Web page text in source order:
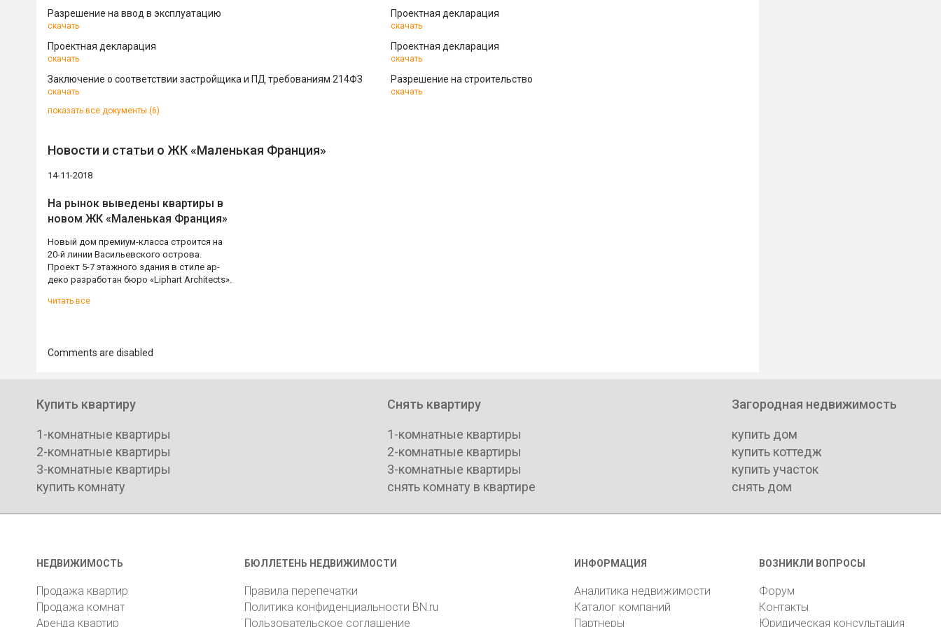
Разрешение на ввод в эксплуатацию
скачать
Проектная декларация
скачать
Проектная декларация
скачать
Проектная декларация
скачать
Заключение о соответствии застройщика и ПД требованиям 214ФЗ
скачать
Разрешение на строительство
скачать
показать все документы (6)
Новости и статьи о ЖК «Маленькая Франция»
14-11-2018
На рынок выведены квартиры в
новом ЖК «Маленькая Франция»
Новый дом премиум-класса строится на
20-й линии Васильевского острова.
Проект 5-7 этажного здания в стиле ар-
деко разработан бюро «Liphart Architects».
читать все
Comments are disabled
Купить квартиру
1-комнатные квартиры
2-комнатные квартиры
3-комнатные квартиры
купить комнату
Снять квартиру
1-комнатные квартиры
2-комнатные квартиры
3-комнатные квартиры
снять комнату в квартире
Загородная недвижимость
купить дом
купить коттедж
купить участок
снять дом
НЕДВИЖИМОСТЬ
Продажа квартир
Продажа комнат
Аренда квартир
БЮЛЛЕТЕНЬ НЕДВИЖИМОСТИ
Правила перепечатки
Политика конфиденциальности BN.ru
Пользовательское соглашение
ИНФОРМАЦИЯ
Аналитика недвижимости
Каталог компаний
Партнеры
ВОЗНИКЛИ ВОПРОСЫ
Форум
Контакты
Юридическая консультация